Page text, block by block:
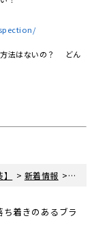
方法はないの？ どん
> 新着情報 > 屋根
着きのあるブラ